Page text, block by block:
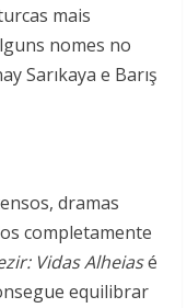
mais
nomes no
Sarıkaya e Barış
dramas
completamente
Vidas Alheiasé
equilibrar